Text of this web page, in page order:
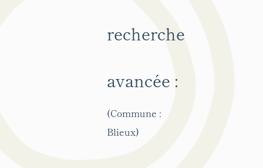
recherche
avancée :
(Commune :
Blieux)